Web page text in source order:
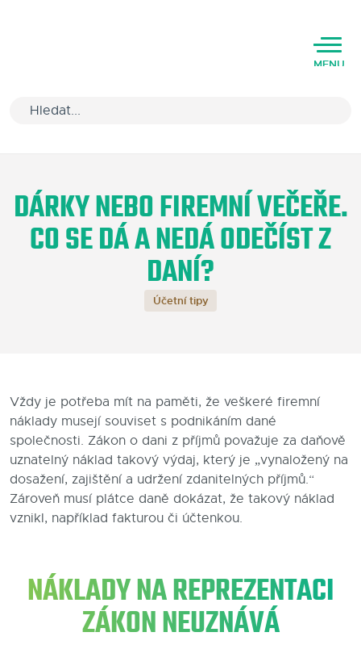
MENU
Varianty software
Školení
Podpora
Kontakty
DÁRKY NEBO FIREMNÍ VEČEŘE.
CO SE DÁ A NEDÁ ODEČÍST Z
DANÍ?
Účetní tipy
Vždy je potřeba mít na paměti, že veškeré firemní
náklady musejí souviset s podnikáním dané
společnosti. Zákon o dani z příjmů považuje za daňově
uznatelný náklad takový výdaj, který je „vynaložený na
dosažení, zajištění a udržení zdanitelných příjmů.“
Zároveň musí plátce daně dokázat, že takový náklad
vznikl, například fakturou či účtenkou.
NÁKLADY NA REPREZENTACI
ZÁKON NEUZNÁVÁ